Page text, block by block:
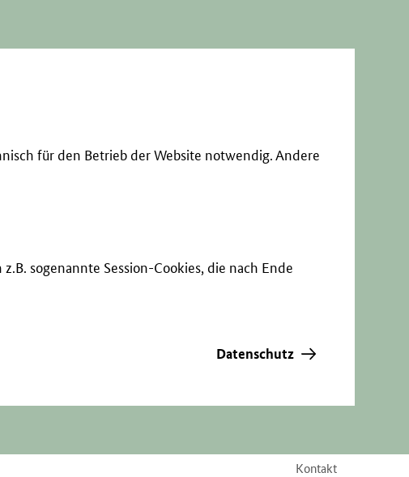
für den Betrieb der Website notwendig. Andere
sogenannte Session-Cookies, die nach Ende
Datenschutz
Kontakt